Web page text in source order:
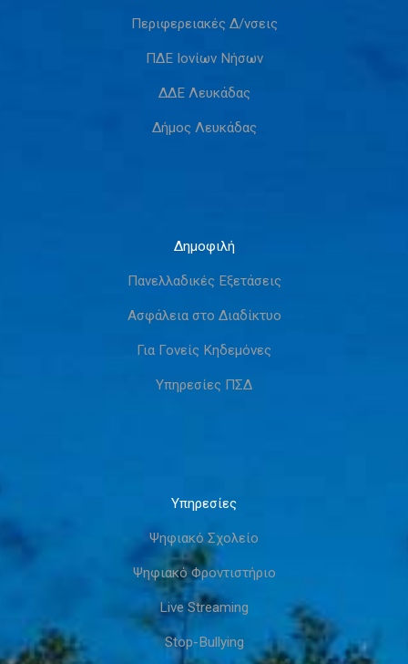
Περιφερειακές Δ/νσεις
ΠΔΕ Ιονίων Νήσων
ΔΔΕ Λευκάδας
Δήμος Λευκάδας
Δημοφιλή
Πανελλαδικές Εξετάσεις
Ασφάλεια στο Διαδίκτυο
Για Γονείς Κηδεμόνες
Υπηρεσίες ΠΣΔ
Υπηρεσίες
Ψηφιακό Σχολείο
Ψηφιακό Φροντιστήριο
Live Streaming
Stop-Bullying